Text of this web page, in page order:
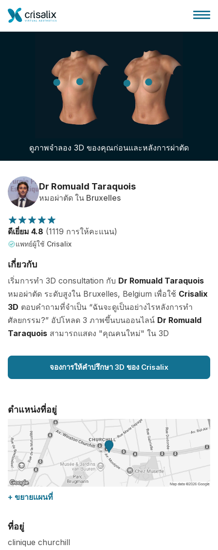
บ้านของหมอผ่าตัด
แพลตฟอร์มธุรกิจ 3D
แผน
ความคิดเห็นของคนไข้
ดูภาพจำลอง 3D ของคุณก่อนและหลังการผ่าตัด
Dr Romuald Taraquois
หมอผ่าตัด ใน Bruxelles
ดีเยี่ยม 4.8 (1119 การให้คะแนน)
แพทย์ผู้ใช้ Crisalix
เกี่ยวกับ
เริ่มการทำ 3D consultation กับ Dr Romuald Taraquois
หมอผ่าตัด ระดับสูงใน Bruxelles, Belgium เพื่อใช้ Crisalix
3D ตอบคำถามที่จำเป็น “ฉันจะดูเป็นอย่างไรหลังการทำ
ศัลยกรรม?” อัปโหลด 3 ภาพขึ้นบนออนไลน์ Dr Romuald
Taraquois สามารถแสดง "คุณคนใหม่" ใน 3D
จองการให้คำปรึกษา 3D ของ Crisalix
ตำแหน่งที่อยู่
+ ขยายแผนที่
ที่อยู่
clinique churchill